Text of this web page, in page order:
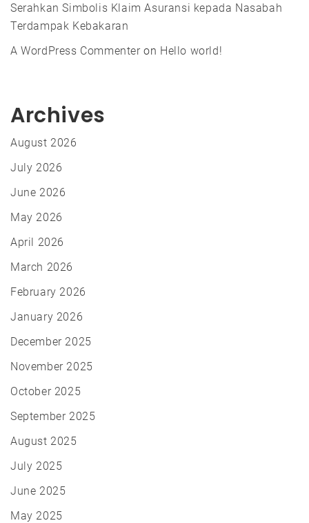
Serahkan Simbolis Klaim Asuransi kepada Nasabah
Terdampak Kebakaran
A WordPress Commenteron Hello world!
Archives
August 2026
July 2026
June 2026
May 2026
April 2026
March 2026
February 2026
January 2026
December 2025
November 2025
October 2025
September 2025
August 2025
July 2025
June 2025
May 2025